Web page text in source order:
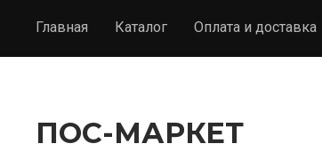
Главная Каталог Оплата и доставка
ПОС-МАРКЕТ